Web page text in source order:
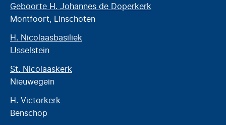
Geboorte H. Johannes de Doperkerk
Montfoort, Linschoten
H. Nicolaasbasiliek
IJsselstein
St. Nicolaaskerk
Nieuwegein
H. Victorkerk
Benschop